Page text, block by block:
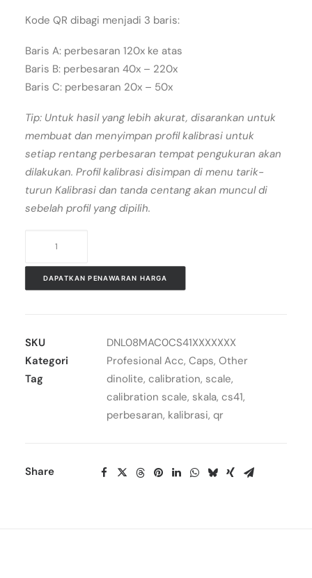
Kode QR dibagi menjadi 3 baris:
Baris A: perbesaran 120x ke atas
Baris B: perbesaran 40x – 220x
Baris C: perbesaran 20x – 50x
Tip: Untuk hasil yang lebih akurat, disarankan untuk
membuat dan menyimpan profil kalibrasi untuk
setiap rentang perbesaran tempat pengukuran akan
dilakukan. Profil kalibrasi disimpan di menu tarik-
turun Kalibrasi dan tanda centang akan muncul di
sebelah profil yang dipilih.
Scale
DAPATKAN PENAWARAN HARGA
SKU
DNL08MAC0CS41XXXXXXX
Kategori
Profesional Acc, Caps, Other
Tag
dinolite, calibration, scale,
calibration scale, skala, cs41,
perbesaran, kalibrasi, qr
Share